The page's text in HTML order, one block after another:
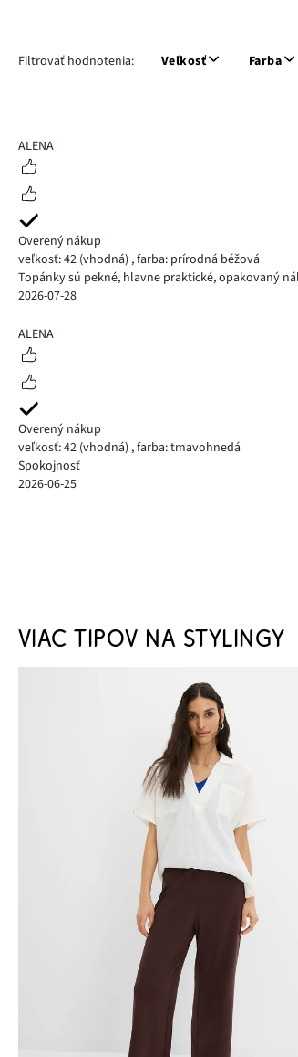
Filtrovať hodnotenia: Veľkosť Farba
5
ALENA
Overený nákup
veľkosť: 42 (vhodná) ,farba: prírodná béžová
Topánky sú pekné, hlavne praktické, opakovaný
2026-07-28
5
ALENA
Overený nákup
veľkosť: 42 (vhodná) ,farba: tmavohnedá
Spokojnosť
2026-06-25
VIAC TIPOV NA STYLINGY